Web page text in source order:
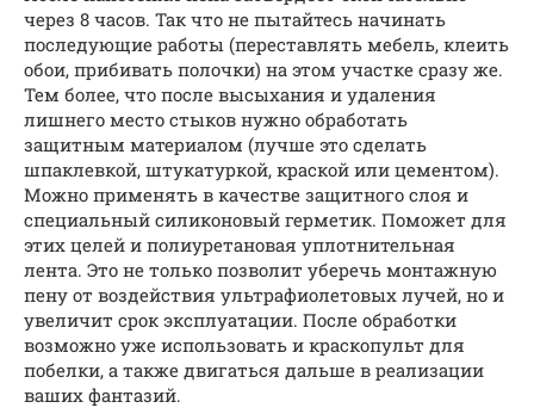
через 8 часов. Так что не пытайтесь начинать
последующие работы (переставлять мебель, клеить
обои, прибивать полочки) на этом участке сразу же.
Тем более, что после высыхания и удаления
лишнего место стыков нужно обработать
защитным материалом (лучше это сделать
шпаклевкой, штукатуркой, краской или цементом).
Можно применять в качестве защитного слоя и
специальный силиконовый герметик. Поможет для
этих целей и полиуретановая уплотнительная
лента. Это не только позволит уберечь монтажную
пену от воздействия ультрафиолетовых лучей, но и
увеличит срок эксплуатации. После обработки
возможно уже использовать и краскопульт для
побелки, а также двигаться дальше в реализации
ваших фантазий.